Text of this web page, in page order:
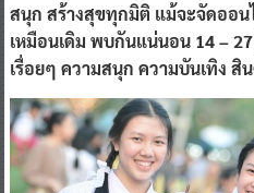
สนุก สร้างสุขทุกมิติ แม้จะจัดออ
เหมือนเดิม พบกันแน่นอน 14 –
เรื่อยๆ ความสนุก ความบันเทิง สิ